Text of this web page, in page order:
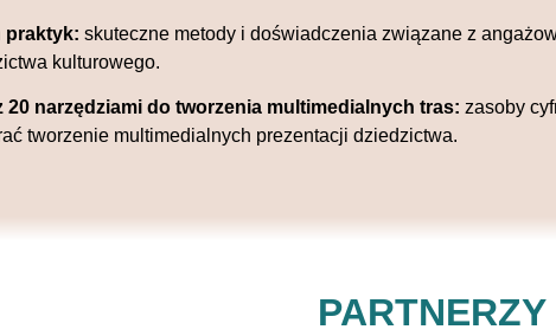
praktyk: skuteczne metody i doświadczenia związane z
kulturowego.
20 narzędziami do tworzenia multimedialnych tras: zasoby
tworzenie multimedialnych prezentacji dziedzictwa.
PARTNERZY